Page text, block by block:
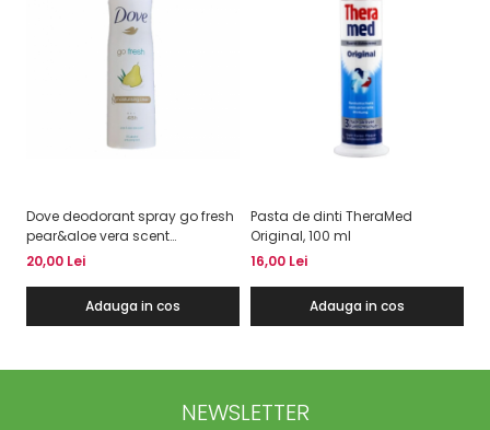
Dove deodorant spray go fresh
pear&aloe vera scent
0%alcohol 250ml
20,00 Lei
Adauga in cos
Pasta de dinti TheraMed
Original, 100 ml
16,00 Lei
Adauga in cos
NEWSLETTER